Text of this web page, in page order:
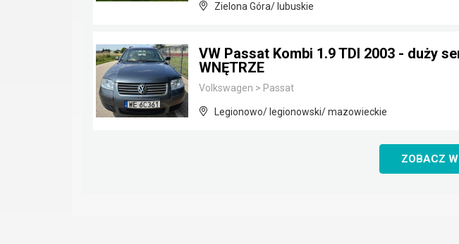
Zielona Góra/ lubuskie
VW Passat Kombi 1.9 TDI 2003 - duży
WNĘTRZE
Volkswagen > Passat
Legionowo/ legionowski/ mazowieckie
ZOBACZ